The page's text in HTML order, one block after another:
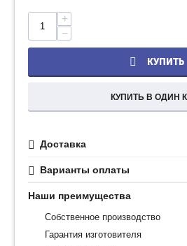
+
−
КУПИТЬ
КУПИТЬ В ОДИН
Доставка
Варианты оплаты
Наши преимущества
Собственное производство
Гарантия изготовителя